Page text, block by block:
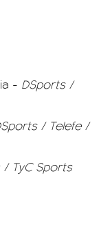
- DSports /
/ Telefe /
/ TyC Sports